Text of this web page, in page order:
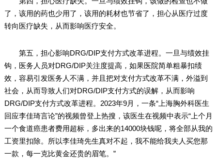
了，该用的药也少用了，该用的耗材也节省了，担心从医疗过度
转向医疗缺失，从而影响医疗安全。
第五，担心影响DRG/DIP支付方式改革进程。一旦与绩效挂
钩，医务人员对DRG/DIP关注度提高，如果医院简单粗暴扣绩
效，容易引发医务人不满，并且把对支付方式改革不满，外溢到
社会，从而导致人们对DRG/DIP支付方式的误解，从而影响
DRG/DIP支付方式改革进程。2023年9月，一条“上海胸外科医生
回应李佳琦言论”的视频曾登上热搜，该医生在视频中表示“上个月
一个食道癌患者费用超标，多出来的14000块钱呢，将全部从我的
工资里扣除。所以李佳琦先生真对不起，我不能给我夫人买您那
一款，每一克比黄金还贵的眉笔。”